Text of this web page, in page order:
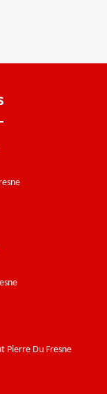
Pierre Du Fresne